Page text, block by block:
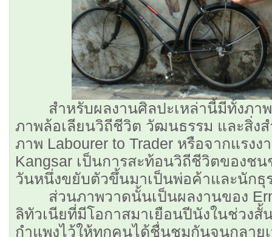
สำหรับผลงานศิลปะเหล่านี้มีทั้งภา
ภาพล้อเลียนวิถีชีวิต วัฒนธรรม และสิ่ง
ภาพ Labourer to Trader หรือจากแรง
Kangsar เป็นการสะท้อนวิถีชีวิตของช
วันหนึ่งขยับตัวขึ้นมาเป็นพ่อค้าและนักธุ
ส่วนภาพวาดนั้นเป็นผลงานของ
ลิทัวเนียที่มีโอกาสมาเยือนปีนังในช่วง
กำแพงไว้ให้ทุกคนได้ชื่นชมกันจนกลาย